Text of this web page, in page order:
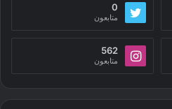
0
متابعون
562
متابعون